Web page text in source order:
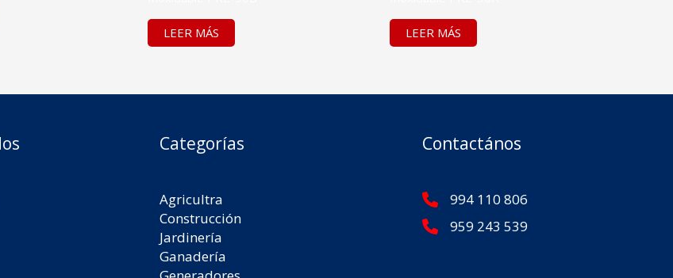
LEER MÁS LEER MÁS
Categorías
Agricultra
Construcción
Jardinería
Ganadería
Contactános
994 110 806
959 243 539